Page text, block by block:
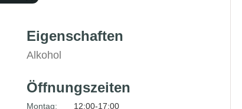
Eigenschaften
Alkohol
Öffnungszeiten
Montag:
12:00-17:00